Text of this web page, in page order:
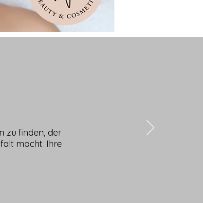
zu finden, der
macht. Ihre